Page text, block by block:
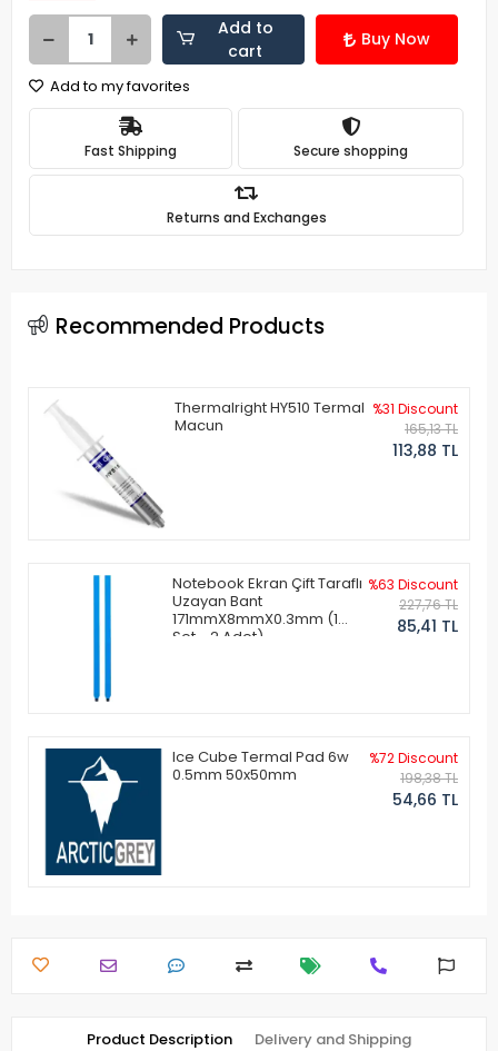
Add to
cart
Buy Now
Add to my favorites
Fast Shipping Secure shopping
Returns and Exchanges
Recommended Products
Thermalright HY510 Termal
Macun
%31 Discount
165,13 TL
113,88 TL
Notebook Ekran Çift Taraflı
Uzayan Bant
171mmX8mmX0.3mm (1
Set - 2 Adet)
%63 Discount
227,76 TL
85,41 TL
Ice Cube Termal Pad 6w
0.5mm 50x50mm
%72 Discount
198,38 TL
54,66 TL
Product Description Delivery and Shipping